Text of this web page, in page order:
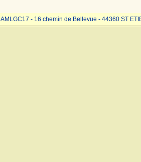
AMLGC17 - 16 chemin de Bellevue - 44360 ST